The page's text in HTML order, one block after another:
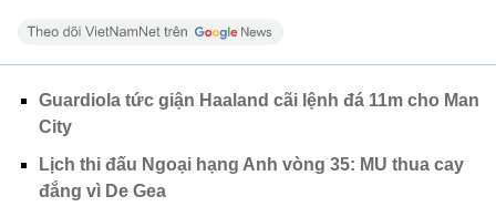
Guardiola tức giận Haaland cãi lệnh đá 11m cho Man
City
Lịch thi đấu Ngoại hạng Anh vòng 35: MU thua cay
đắng vì De Gea